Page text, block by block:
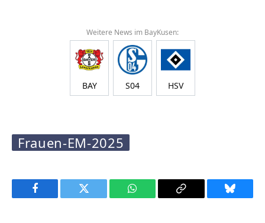
Weitere News im BayKusen:
BAY S04 HSV
Frauen-EM-2025
Facebook Twitter WhatsApp Copy
Bluesky